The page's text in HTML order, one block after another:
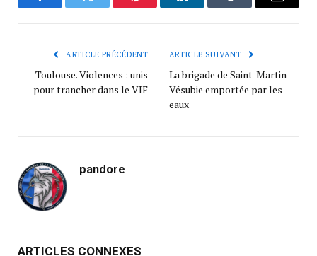
FacebookTwitter Pinterest LinkedInTumblr
ARTICLE PRÉCÉDENT
Toulouse. Violences : unis
pour trancher dans le VIF
ARTICLE SUIVANT
La brigade de Saint-Martin-
Vésubie emportée par les
eaux
pandore
ARTICLES CONNEXES